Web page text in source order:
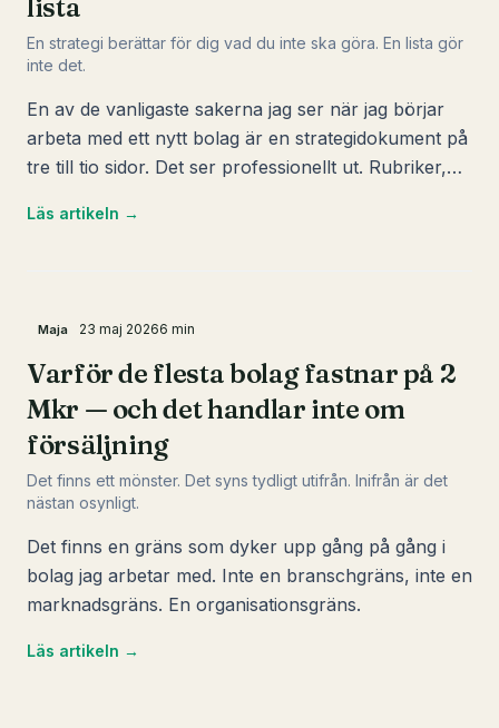
approach och säkerställa att varje timma du lägger
på kundanskaffning ger ett mätbart avkastning.
lista
En strategi berättar för dig vad du inte ska göra. En lista gör
inte det.
En av de vanligaste sakerna jag ser när jag börjar
arbeta med ett nytt bolag är en strategidokument på
tre till tio sidor. Det ser professionellt ut. Rubriker,
Läs artikeln →
Maja 23 maj 20266 min
Varför de flesta bolag fastnar på 2
Mkr — och det handlar inte om
försäljning
Det finns ett mönster. Det syns tydligt utifrån. Inifrån är det
nästan osynligt.
Det finns en gräns som dyker upp gång på gång i
bolag jag arbetar med. Inte en branschgräns, inte en
marknadsgräns. En organisationsgräns.
Läs artikeln →